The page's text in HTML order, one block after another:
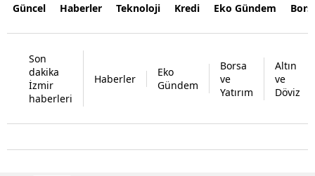
Güncel Haberler Teknoloji Kredi Eko Gündem
Son
dakika
İzmir
haberleri
Haberler
Eko
Gündem
Borsa
ve
Yatırım
Altın
ve
Döviz